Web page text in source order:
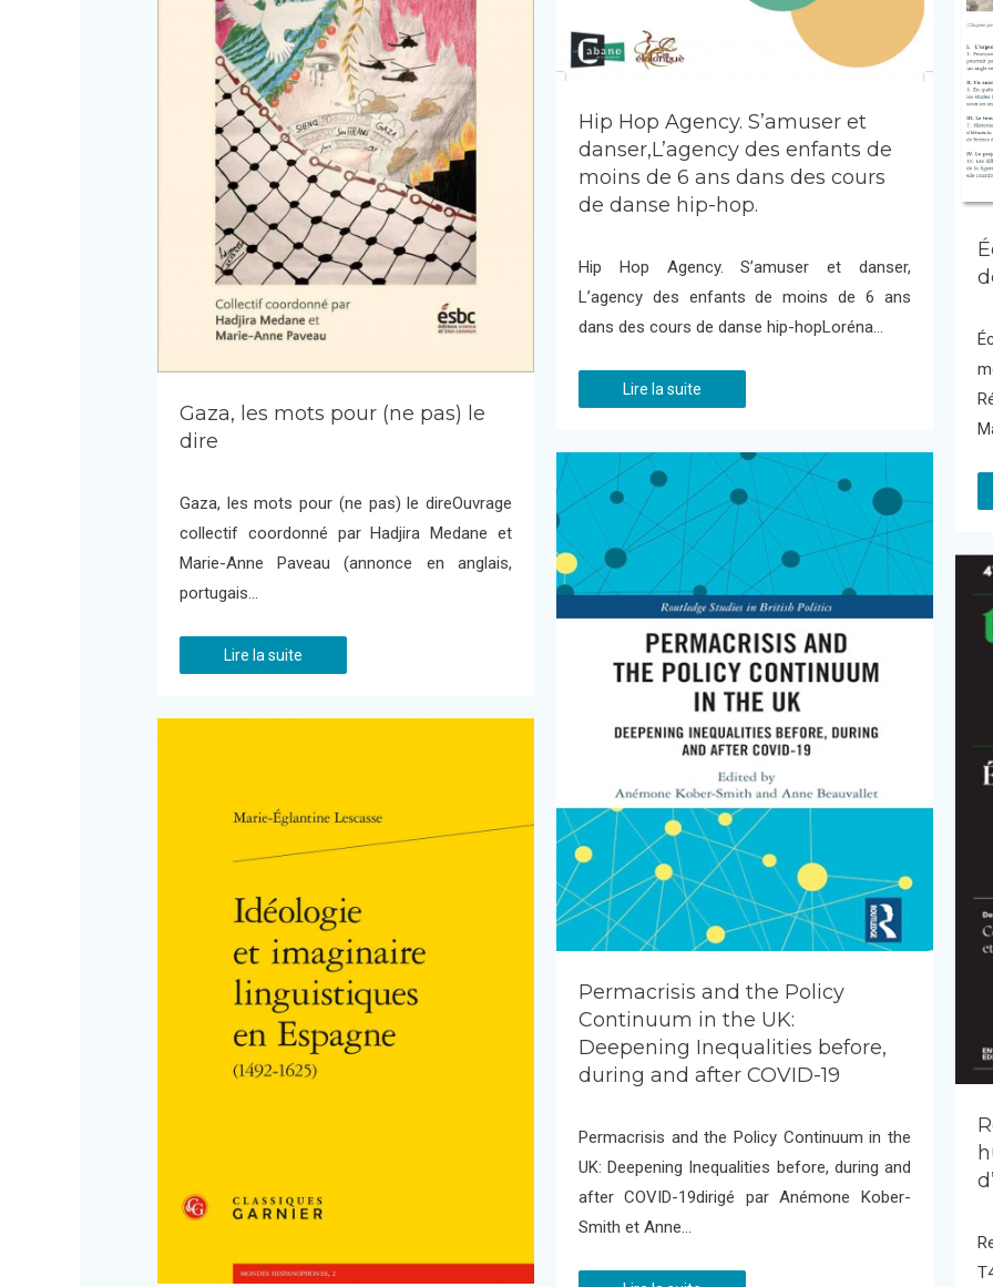
Gaza, les mots pour (ne pas) le
dire
Gaza, les mots pour (ne pas) le direOuvrage
collectif coordonné par Hadjira Medane et
Marie-Anne Paveau (annonce en anglais,
portugais…
Lire la suite
Hip Hop Agency. S’amuser et
danser,L’agency des enfants de
moins de 6 ans dans des cours
de danse hip-hop.
Hip Hop Agency. S’amuser et danser,
L’agency des enfants de moins de 6 ans
dans des cours de danse hip-hopLoréna…
Lire la suite
Permacrisis and the Policy
Continuum in the UK:
Deepening Inequalities before,
during and after COVID-19
Permacrisis and the Policy Continuum in the
UK: Deepening Inequalities before, during and
after COVID-19dirigé par Anémone Kober-
Smith et Anne…